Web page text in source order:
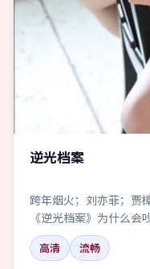
逆光档案
跨年烟火；刘亦菲；贾
《逆光档案》为什么会
高清
流畅